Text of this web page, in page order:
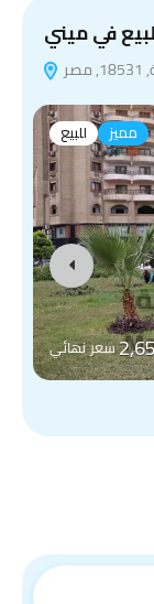
للبيع مميز
سعر نهائي